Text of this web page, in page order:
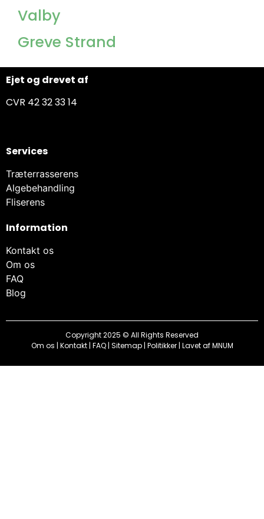
Valby
Greve Strand
Ejet og drevet af
CVR 42 32 33 14
Services
Træterrasserens
Algebehandling
Fliserens
Information
Kontakt os
Om os
FAQ
Blog
Copyright 2025 © All Rights Reserved
Om os | Kontakt| FAQ| Sitemap| Politikker| Lavet afMNUM